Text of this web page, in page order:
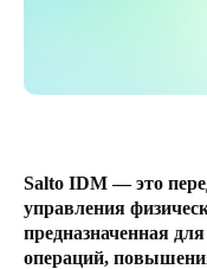
Netherlands
Salto IDM — это
управления
предназначенная
операций,